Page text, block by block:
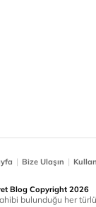
| Bize Ulaşın |
Blog Copyright 2026
bulunduğu her